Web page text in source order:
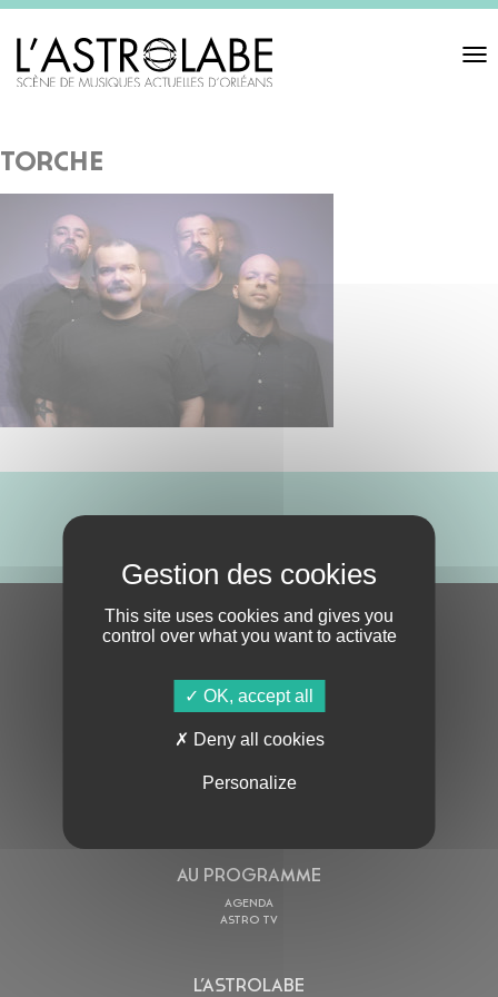
Toggle
torche
S'ABONNER À LA NEWSLETTER
AU PROGRAMME
AGENDA
ASTRO TV
L’ASTROLABE
This site uses cookies and gives you
control over what you want to activate
OK, accept all
Deny all cookies
Personalize